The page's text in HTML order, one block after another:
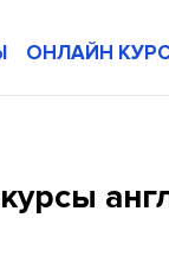
ОНЛАЙН